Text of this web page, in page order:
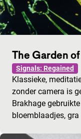
The Garden
Signals: Regained
Klassieke,
zonder camera is
Brakhage
bloemblaadjes, gra